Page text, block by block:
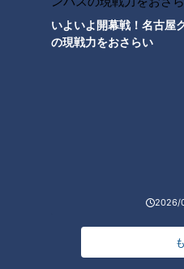
いよいよ開幕戦！名古屋
の現戦力をおさらい
2026/
にかけてもらった大野投手は
とつの約束を果たすべく、空
した木下雄介投手が見守る天